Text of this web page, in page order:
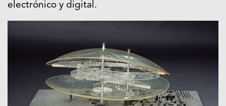
electrónico y digital.